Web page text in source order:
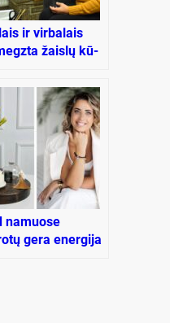
ir vir­ba­lais
žais­lų kū­
namuose
gera energija